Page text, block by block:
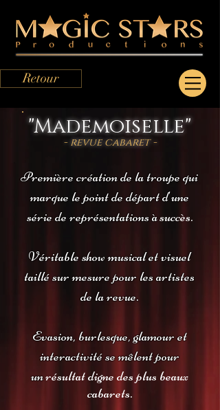
- revue cabaret -
"Mademoiselle"
Retour
Première création de la troupe qui
marque le point de départ d'une
série de représentations àsuccès.
Véritable show musical et visuel
taillé sur mesure pour les artistes
de la revue.
Evasion, burlesque, glamour et
interactivité se mêlent pour
unrésultat digne des plus beaux
cabarets.